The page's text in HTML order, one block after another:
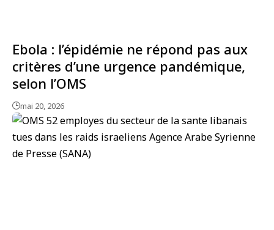
Ebola : l’épidémie ne répond pas aux
critères d’une urgence pandémique,
selon l’OMS
mai 20, 2026